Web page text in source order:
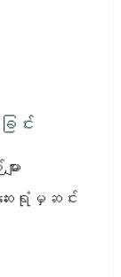
င်း
း
ေးရုံမှဆင်း